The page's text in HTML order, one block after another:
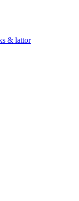
& lattor